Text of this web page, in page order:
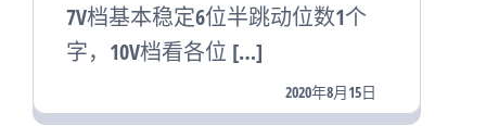
7V档基本稳定6位半跳动位数1个
字，10V档看各位 […]
2020年8月15日